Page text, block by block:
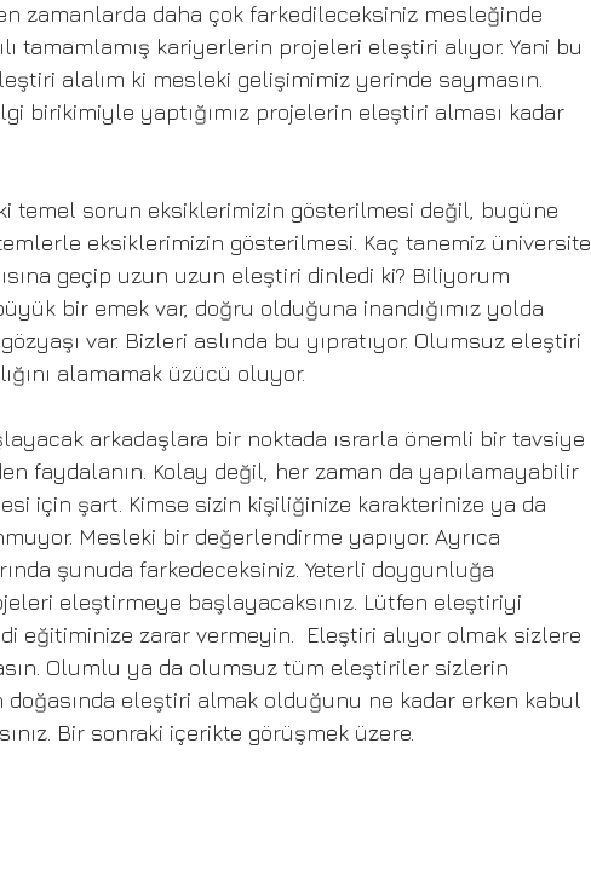
zamanlarda daha çok farkedileceksiniz mesleğinde
tamamlamış kariyerlerin projeleri eleştiri alıyor. Yani bu
alalım ki mesleki gelişimimiz yerinde saymasın.
birikimiyle yaptığımız projelerin eleştiri alması kadar
temel sorun eksiklerimizin gösterilmesi değil, bugüne
eksiklerimizin gösterilmesi. Kaç tanemiz üniversite
geçip uzun uzun eleştiri dinledi ki? Biliyorum
bir emek var, doğru olduğuna inandığımız yolda
var. Bizleri aslında bu yıpratıyor. Olumsuz eleştiri
alamamak üzücü oluyor.
arkadaşlara bir noktada ısrarla önemli bir tavsiye
faydalanın. Kolay değil, her zaman da yapılamayabilir
için şart. Kimse sizin kişiliğinize karakterinize ya da
Mesleki bir değerlendirme yapıyor. Ayrıca
şunuda farkedeceksiniz. Yeterli doygunluğa
eleştirmeye başlayacaksınız. Lütfen eleştiriyi
eğitiminize zarar vermeyin.  Eleştiri alıyor olmak sizlere
Olumlu ya da olumsuz tüm eleştiriler sizlerin
doğasında eleştiri almak olduğunu ne kadar erken kabul
Bir sonraki içerikte görüşmek üzere.